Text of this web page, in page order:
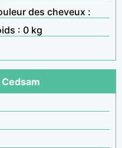
des cheveux :
: 0 kg